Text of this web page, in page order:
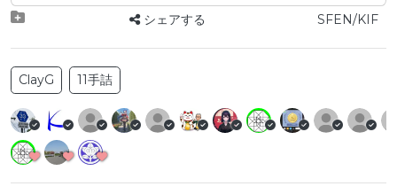
シェアする SFEN/KIF
ClayG 11手詰